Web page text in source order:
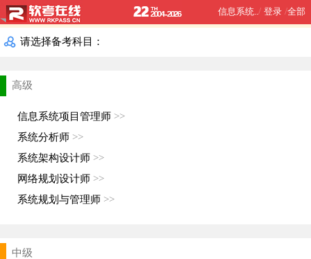
信息系统../ 登录 /全部
请选择备考科目：
高级
信息系统项目管理师 >>
系统分析师 >>
系统架构设计师 >>
网络规划设计师 >>
系统规划与管理师 >>
中级